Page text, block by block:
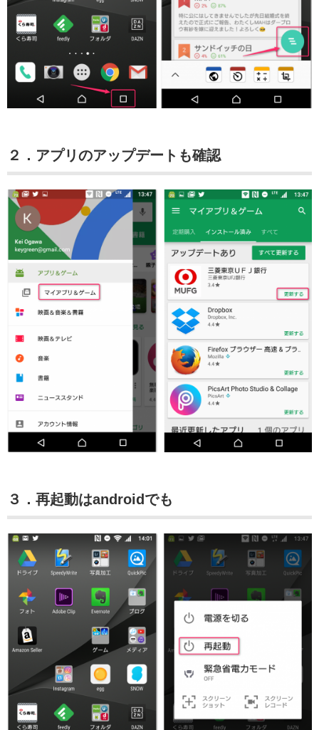
２．アプリのアップデートも確認
３．再起動はandroidでも